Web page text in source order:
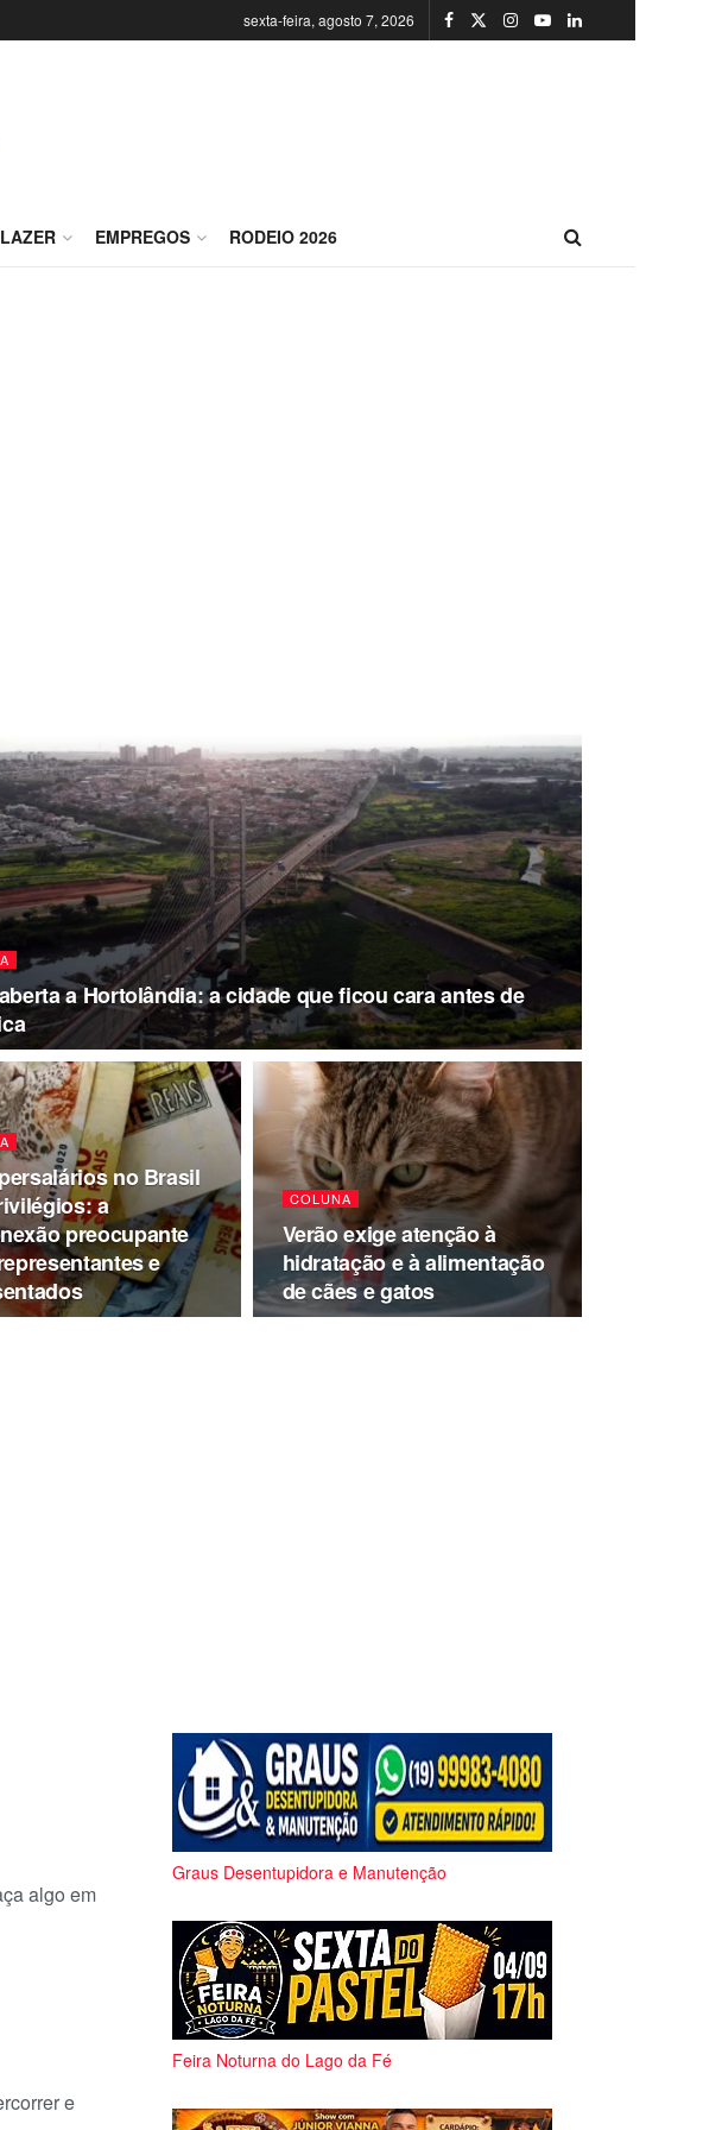
sexta-feira, agosto 7, 2026
EMPREGOS RODEIO 2026
a Hortolândia: a cidade que ficou cara antes de
no Brasil
a
preocupante
e
COLUNA
Verão exige atenção à
hidratação e à alimentação
de cães e gatos
algo em
e
Graus Desentupidora e Manutenção
Feira Noturna do Lago da Fé